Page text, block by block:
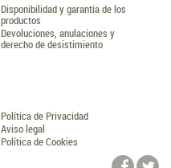
Disponibilidad y garantía de los
productos
Devoluciones, anulaciones y
derecho de desistimiento
Política de Privacidad
Aviso legal
Política de Cookies